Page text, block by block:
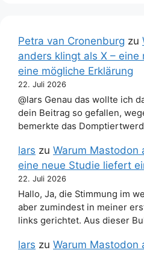
Petra van Cronenburg zu
anders klingt als X –
eine mögliche Erklärung
22. Juli 2026
@lars Genau das wollte ich
dein Beitrag so gefallen,
bemerkte das
lars zu Warum Mastodon
eine neue Studie liefert
22. Juli 2026
Hallo, Ja, die Stimmung im
aber zumindest in meiner
links gerichtet. Aus dieser
lars zu Warum Mastodon